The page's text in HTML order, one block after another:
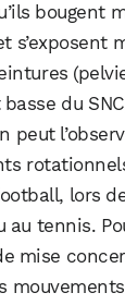
bougent
s’exposent
du
peut
lors
au tennis.
mise